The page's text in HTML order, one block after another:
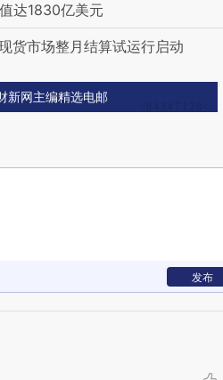
达1830亿美元
货市场整月结算试运行启动
新网主编精选电邮
发布